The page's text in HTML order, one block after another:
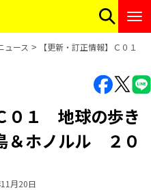
ュース 【更新・訂正情報】Ｃ０
０１ 地球の歩き
ホノルル ２０
月20日